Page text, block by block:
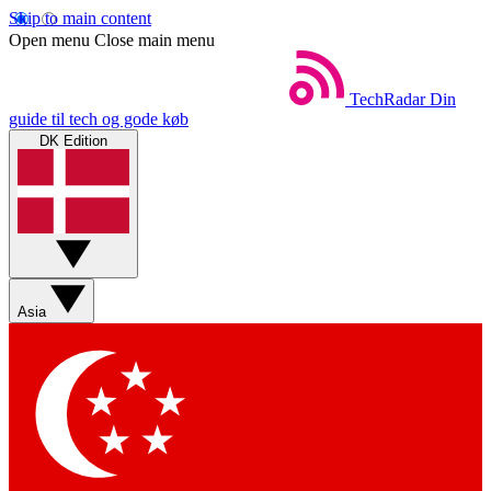
Skip to main content
Open menu Close main menu
TechRadar Din
guide til tech og gode køb
DK Edition
Asia